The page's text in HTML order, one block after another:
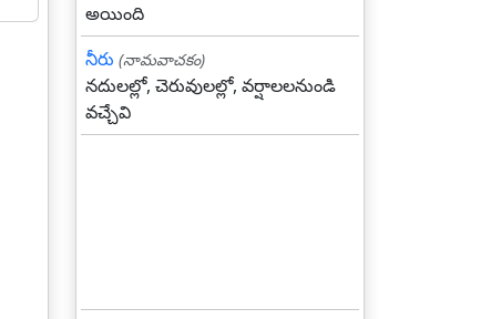
అయింది
నీరు (నామవాచకం)
నదులల్లో, చెరువులల్లో, వర్షాలలనుండి
వచ్చేవి